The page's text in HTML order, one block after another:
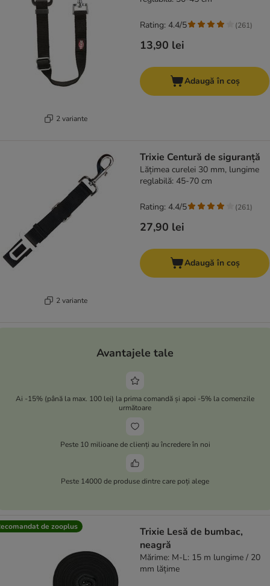
2 variante
13,90 lei
Rating: 4.4/5 (261)
Adaugă în coș
2 variante
Trixie Centură de siguranță
Lățimea curelei 30 mm, lungime
reglabilă: 45-70 cm
27,90 lei
Rating: 4.4/5 (261)
Adaugă în coș
Avantajele tale
Ai -15% (până la max. 100 lei) la prima comandă și apoi -5% la comenzile
următoare
Peste 10 milioane de clienți au încredere în noi
Peste 14000 de produse dintre care poți alege
de zooplus
Trixie Lesă de bumbac,
neagră
Mărime: M-L: 15 m lungime / 20
mm lățime